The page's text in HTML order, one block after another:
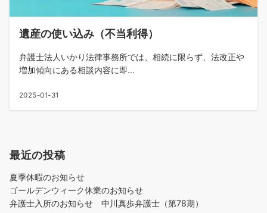
遺産の使い込み（不当利得）
弁護士法人いかり法律事務所では、相続に限らず、法改正や
増加傾向にある相談内容に即...
2025-01-31
最近の投稿
夏季休暇のお知らせ
ゴールデンウィーク休業のお知らせ
弁護士入所のお知らせ 中川真歩弁護士（第78期）